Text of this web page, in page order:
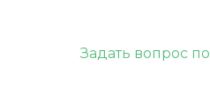
Задать вопрос